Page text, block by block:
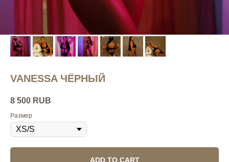
VANESSA ЧЁРНЫЙ
8 500 RUB
Размер
ADD TO CART